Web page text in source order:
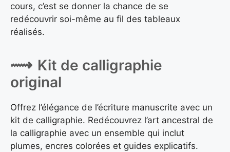
cours, c’est se donner la chance de se
redécouvrir soi-même au fil des tableaux
réalisés.
Kit de calligraphie
original
Offrez l’élégance de l’écriture manuscrite avec un
kit de calligraphie. Redécouvrez l’art ancestral de
la calligraphie avec un ensemble qui inclut
plumes, encres colorées et guides explicatifs.